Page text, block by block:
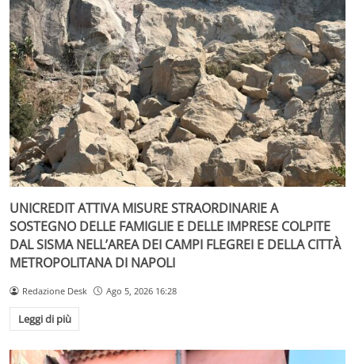
UNICREDIT ATTIVA MISURE STRAORDINARIE A
SOSTEGNO DELLE FAMIGLIE E DELLE IMPRESE COLPITE
DAL SISMA NELL’AREA DEI CAMPI FLEGREI E DELLA CITTÀ
METROPOLITANA DI NAPOLI
Redazione Desk Ago 5, 2026 16:28
Leggi di più